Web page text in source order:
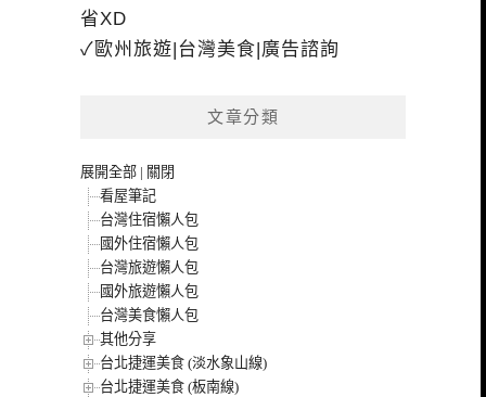
省XD
✓歐州旅遊|台灣美食|廣告諮詢
文章分類
展開全部 | 關閉
看屋筆記
台灣住宿懶人包
國外住宿懶人包
台灣旅遊懶人包
國外旅遊懶人包
台灣美食懶人包
其他分享
台北捷運美食 (淡水象山線)
台北捷運美食 (板南線)